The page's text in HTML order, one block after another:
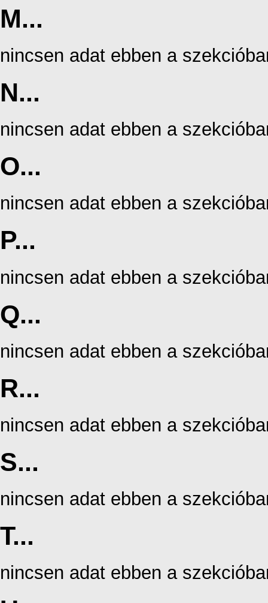
M...
nincsen adat ebben a
N...
nincsen adat ebben a
O...
nincsen adat ebben a
P...
nincsen adat ebben a
Q...
nincsen adat ebben a
R...
nincsen adat ebben a
S...
nincsen adat ebben a
T...
nincsen adat ebben a